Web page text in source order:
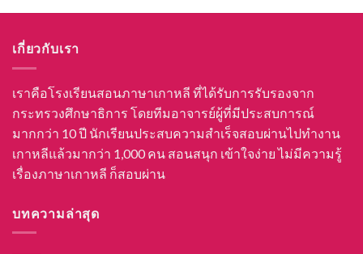
เกี่ยวกับเรา
เราคือโรงเรียนสอนภาษาเกาหลี ที่ได้รับการรับรองจาก
กระทรวงศึกษาธิการ โดยทีมอาจารย์ผู้ที่มีประสบการณ์
มากกว่า 10 ปี นักเรียนประสบความสำเร็จสอบผ่านไปทำงาน
เกาหลีแล้วมากว่า 1,000 คน สอนสนุก เข้าใจง่าย ไม่มีความรู้
เรื่องภาษาเกาหลี ก็สอบผ่าน
บทความล่าสุด